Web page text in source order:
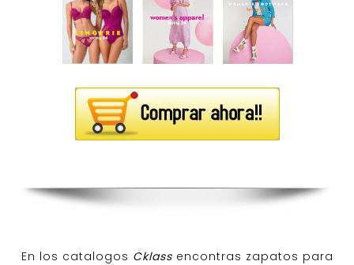
En los catalogos Cklass encontras zapatos para